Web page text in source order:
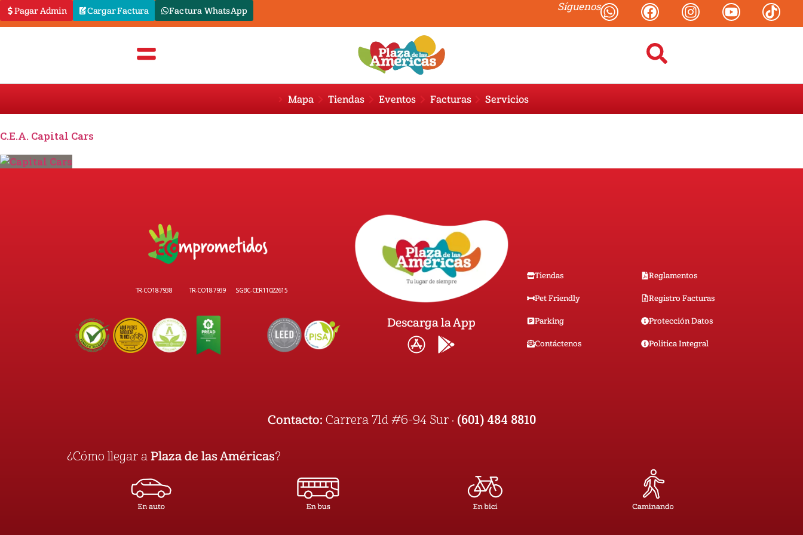
Pagar Admin Cargar Factura Factura WhatsApp Síguenos
Mapa Tiendas Eventos Facturas Servicios
C.E.A. Capital Cars
TR-CO18-7938 TR-CO18-7939 SGBC-CER11022615
Descarga la App
Tiendas
Pet Friendly
Parking
Contáctenos
Reglamentos
Registro Facturas
Protección Datos
Politica Integral
Contacto: Carrera 71d #6-94 Sur · (601) 484 8810
¿Cómo llegar a Plaza de las Américas?